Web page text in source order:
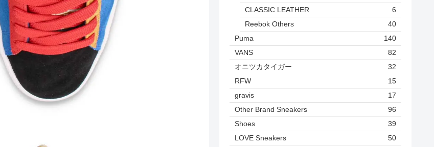
CLASSIC LEATHER
6
Reebok Others
40
Puma
140
VANS
82
オニツカタイガー
32
RFW
15
gravis
17
Other Brand Sneakers
96
Shoes
39
LOVE Sneakers
50